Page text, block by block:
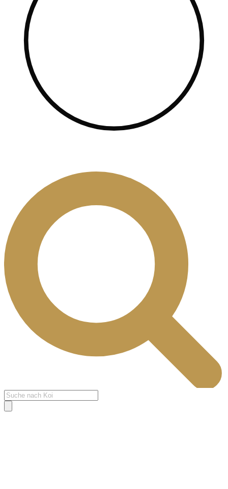
Products
search